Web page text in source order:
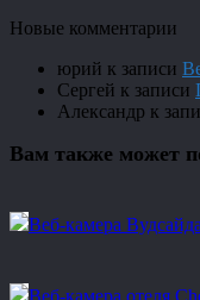
Новые комментарии
юрий к записи
Сергей к записи
Александр к
Вам также может
Веб-камера Вудсайда
Веб-камера отеля